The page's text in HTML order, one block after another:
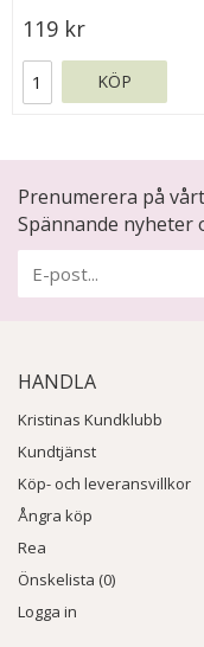
119 kr
KÖP
Prenumerera på
Spännande nyheter
HANDLA
Kristinas Kundklubb
Kundtjänst
Köp- och leveransvillkor
Ångra köp
Rea
Önskelista (0)
Logga in